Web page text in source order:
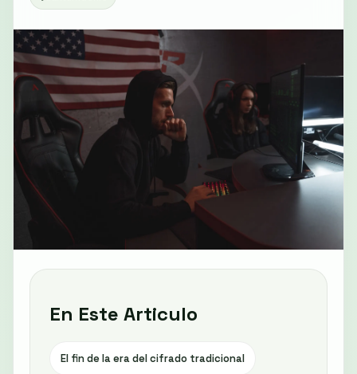
En Este Articulo
El fin de la era del cifrado tradicional